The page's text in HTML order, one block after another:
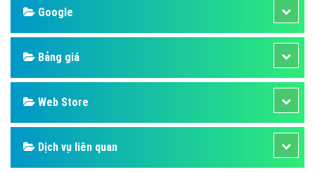
Google
Bảng giá
Web Store
Dịch vụ liên quan